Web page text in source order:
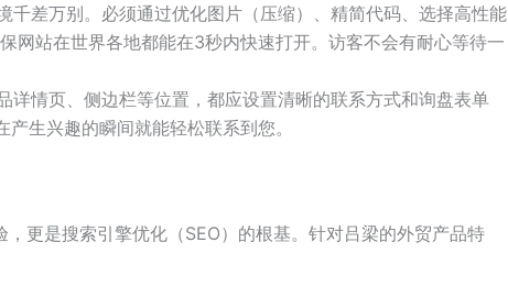
千差万别。必须通过优化图片（压缩）、精简代码、选择高性能
网站在世界各地都能在3秒内快速打开。访客不会有耐心等待一
详情页、侧边栏等位置，都应设置清晰的联系方式和询盘表单
生兴趣的瞬间就能轻松联系到您。
更是搜索引擎优化（SEO）的根基。针对吕梁的外贸产品特